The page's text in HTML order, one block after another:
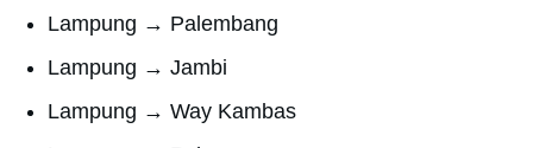
Lampung → Palembang
Lampung → Jambi
Lampung → Way Kambas